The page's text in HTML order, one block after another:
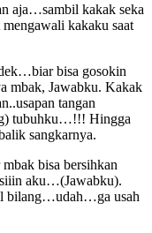
aja…sambil kakak seka
kakaku saat
bisa gosokin
mbak, Jawabku. Kakak
tangan
tubuhku…!!! Hingga
sangkarnya.
bisa bersihkan
aku…(Jawabku).
bilang…udah…ga usah